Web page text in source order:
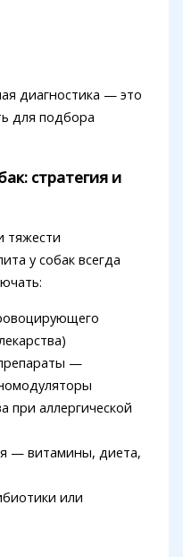
диагностика — это
для подбора
стратегия и
тяжести
у собак всегда
—
при аллергической
— витамины, диета,
или